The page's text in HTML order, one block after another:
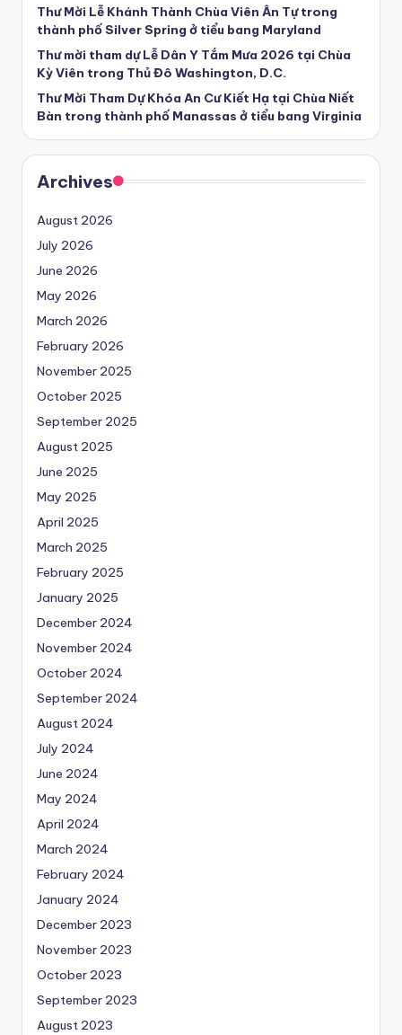
Thư Mời Lễ Khánh Thành Chùa Viên Ân Tự trong
thành phố Silver Spring ở tiểu bang Maryland
Thư mời tham dự Lễ Dân Y Tắm Mưa 2026 tại Chùa
Kỳ Viên trong Thủ Đô Washington, D.C.
Thư Mời Tham Dự Khóa An Cư Kiết Hạ tại Chùa Niết
Bàn trong thành phố Manassas ở tiểu bang Virginia
Archives
August 2026
July 2026
June 2026
May 2026
March 2026
February 2026
November 2025
October 2025
September 2025
August 2025
June 2025
May 2025
April 2025
March 2025
February 2025
January 2025
December 2024
November 2024
October 2024
September 2024
August 2024
July 2024
June 2024
May 2024
April 2024
March 2024
February 2024
January 2024
December 2023
November 2023
October 2023
September 2023
August 2023